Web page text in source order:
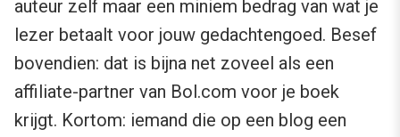
auteur zelf maar een miniem bedrag van wat je
lezer betaalt voor jouw gedachtengoed. Besef
bovendien: dat is bijna net zoveel als een
affiliate-partner van Bol.com voor je boek
krijgt. Kortom: iemand die op een blog een